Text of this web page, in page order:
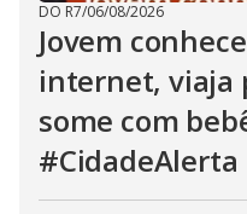
DO R7/06/08/2026
Jovem
internet, viaja
some com
#CidadeAlerta